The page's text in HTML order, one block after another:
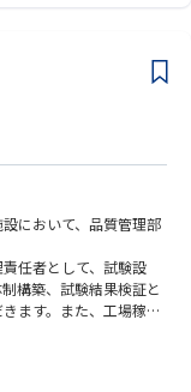
して、自らがプロジェ
。環境法規制に対する
ャリストになれるこ
活動として、他社との
ドを武器に、産業機器
売ネットワーク、顧客
客獲得、販路拡大など
JEMIMA、カテ8,9連絡
業務経験者
保有者
化学）、経営工学（生
人
力がある方
において、品質管理部
任者として、試験設
構築、試験結果検証と
ます。また、工場稼働
程内試験、製品試験、
般の責任を担っていた